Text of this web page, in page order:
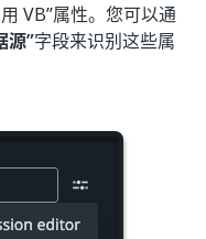
VB”属性。您可以通
源”字段来识别这些属